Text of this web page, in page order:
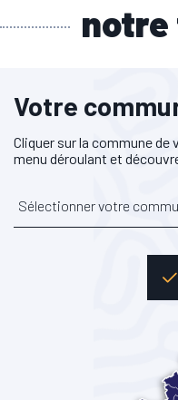
Votre
Cliquer sur la commune
menu déroulant et